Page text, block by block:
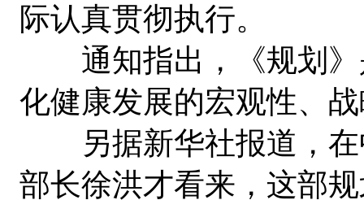
际认真贯彻执行。
通知指出，《规划》
化健康发展的宏观性、
另据新华社报道，在
部长徐洪才看来，这部